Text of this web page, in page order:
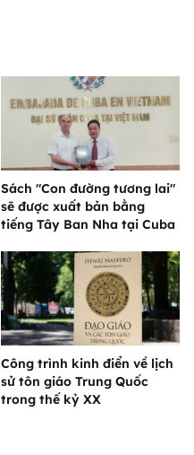
Sách "Con đường tương lai"
sẽ được xuất bản bằng
tiếng Tây Ban Nha tại Cuba
Công trình kinh điển về lịch
sử tôn giáo Trung Quốc
trong thế kỷ XX